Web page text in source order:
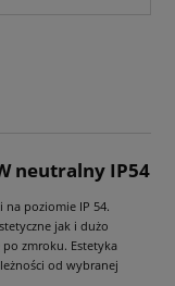
neutralny IP54
poziomie IP 54.
jak i dużo
zmroku. Estetyka
od wybranej